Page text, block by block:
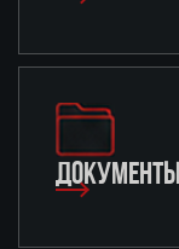
ДОКУМЕНТЫ